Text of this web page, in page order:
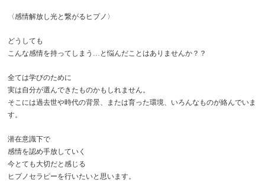
〈感情解放し光と繋がるヒプノ〉
どうしても
こんな感情を持ってしまう…と悩んだことはありませんか？？
全ては学びのために
実は自分が選んできたものかもしれません。
そこには過去世や時代の背景、または育った環境、いろんなものが絡んでいま
す。
潜在意識下で
感情を認め手放していく
今とても大切だと感じる
ヒプノセラピーを行いたいと思います。